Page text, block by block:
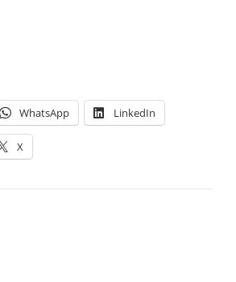
WhatsApp LinkedIn
X